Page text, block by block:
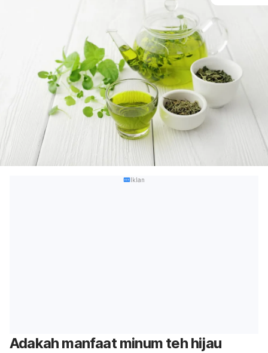
Iklan
Adakah manfaat minum teh hijau